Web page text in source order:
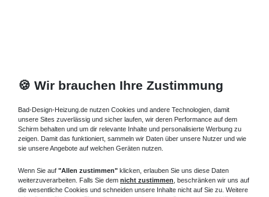
🍪 Wir brauchen Ihre Zustimmung
Bad-Design-Heizung.de nutzen Cookies und andere Technologien, damit
unsere Sites zuverlässig und sicher laufen, wir deren Performance auf dem
Schirm behalten und um dir relevante Inhalte und personalisierte Werbung zu
zeigen. Damit das funktioniert, sammeln wir Daten über unsere Nutzer und wie
sie unsere Angebote auf welchen Geräten nutzen.
Wenn Sie auf "Allen zustimmen" klicken, erlauben Sie uns diese Daten
weiterzuverarbeiten. Falls Sie dem nicht zustimmen , beschränken wir uns auf
die wesentliche Cookies und schneiden unsere Inhalte nicht auf Sie zu. Weitere